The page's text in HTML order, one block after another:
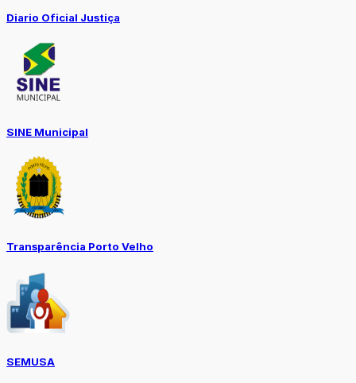
Diario Oficial Justiça
SINE Municipal
Transparência Porto Velho
SEMUSA